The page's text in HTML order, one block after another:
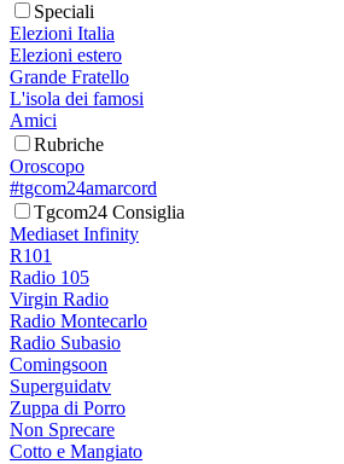
Speciali
Elezioni Italia
Elezioni estero
Grande Fratello
L'isola dei famosi
Amici
Rubriche
Oroscopo
#tgcom24amarcord
Tgcom24 Consiglia
Mediaset Infinity
R101
Radio 105
Virgin Radio
Radio Montecarlo
Radio Subasio
Comingsoon
Superguidatv
Zuppa di Porro
Non Sprecare
Cotto e Mangiato